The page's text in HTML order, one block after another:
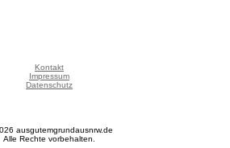
Kontakt
Impressum
Datenschutz
ausgutemgrundausnrw.de
Alle Rechte vorbehalten.